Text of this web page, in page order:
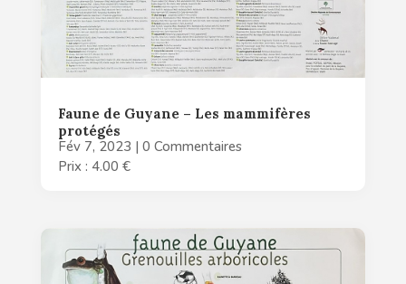
Faune de Guyane – Les mammifères
protégés
Fév 7, 2023 | 0 Commentaires
Prix : 4.00 €